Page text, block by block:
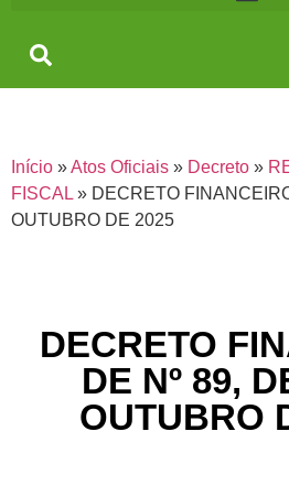
Início »Atos Oficiais » Decreto »
FISCAL » DECRETO
OUTUBRO DE 2025
DECRETO
DE Nº 89,
OUTUBRO